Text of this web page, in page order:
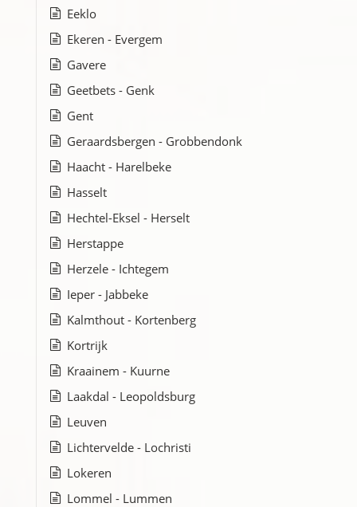
Eeklo
Ekeren - Evergem
Gavere
Geetbets - Genk
Gent
Geraardsbergen - Grobbendonk
Haacht - Harelbeke
Hasselt
Hechtel-Eksel - Herselt
Herstappe
Herzele - Ichtegem
Ieper - Jabbeke
Kalmthout - Kortenberg
Kortrijk
Kraainem - Kuurne
Laakdal - Leopoldsburg
Leuven
Lichtervelde - Lochristi
Lokeren
Lommel - Lummen